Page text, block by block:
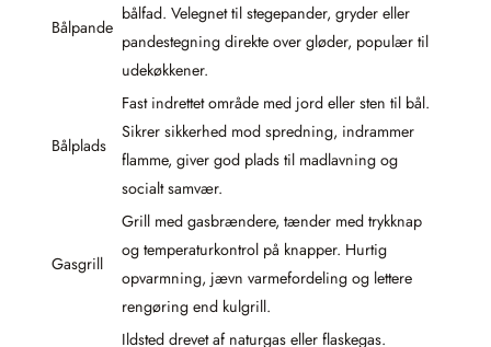
Bålpande
bålfad. Velegnet til stegepander, gryder eller
pandestegning direkte over gløder, populær til
udekøkkener.
Bålplads
Fast indrettet område med jord eller sten til bål.
Sikrer sikkerhed mod spredning, indrammer
flamme, giver god plads til madlavning og
socialt samvær.
Gasgrill
Grill med gasbrændere, tænder med trykknap
og temperaturkontrol på knapper. Hurtig
opvarmning, jævn varmefordeling og lettere
rengøring end kulgrill.
Ildsted drevet af naturgas eller flaskegas.